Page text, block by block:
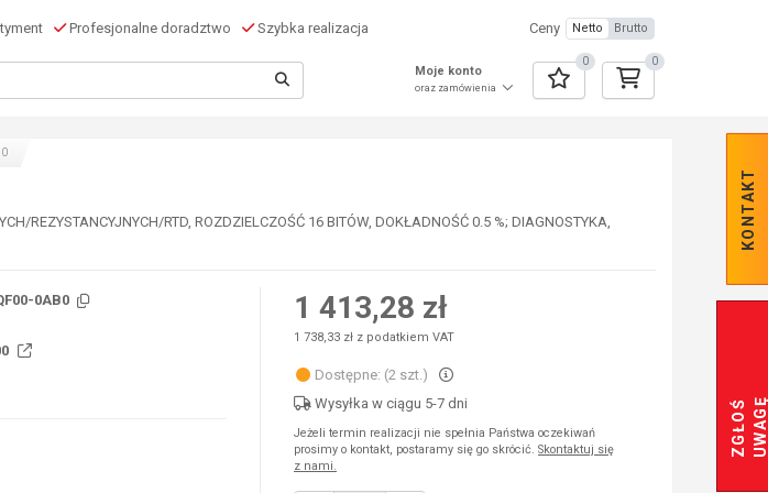
Profesjonalne doradztwo Szybka realizacja Ceny Netto Brutto
Moje konto
oraz zamówienia
0 0
KONTAKT
Z
G
Ł
O
Ś
U
W
A
GĘ
REZYSTANCYJNYCH/RTD, ROZDZIELCZOŚĆ 16 BITÓW, DOKŁADNOŚĆ 0.5 %; DIAGNOSTYKA,
0AB0
1 413,28 zł
1 738,33 zł z podatkiem VAT
Dostępne: (2 szt.)
Wysyłka w ciągu 5-7 dni
Jeżeli termin realizacji nie spełnia Państwa oczekiwań
prosimy o kontakt, postaramy się go skrócić. Skontaktuj się
z nami.